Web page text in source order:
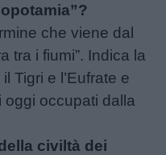
che viene dal
tra i fiumi”. Indica la
Tigri e l’Eufrate e
oggi occupati dalla
civiltà dei